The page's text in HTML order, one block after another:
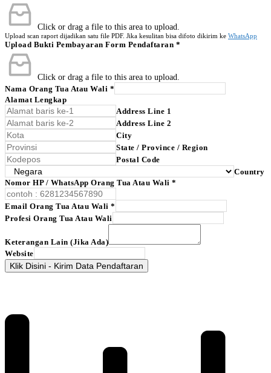
Click or drag a file to this area to upload.
Upload scan raport dijadikan satu file PDF. Jika kesulitan bisa difoto dikirim ke WhatsApp
Upload Bukti Pembayaran Form Pendaftaran *
Click or drag a file to this area to upload.
Nama Orang Tua Atau Wali *
Alamat Lengkap
Address Line 1
Address Line 2
City
State / Province / Region
Postal Code
Country
Nomor HP / WhatsApp Orang Tua Atau Wali *
Email Orang Tua Atau Wali *
Profesi Orang Tua Atau Wali
Keterangan Lain (jika Ada)
Website
Klik Disini - Kirim Data Pendaftaran